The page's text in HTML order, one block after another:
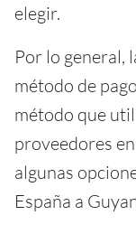
elegir.
Por lo general,
método de
método que
proveedores
algunas
España a